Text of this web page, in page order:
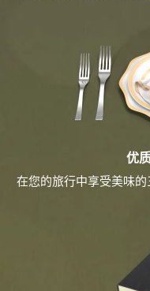
优
在您的旅行中享受美味